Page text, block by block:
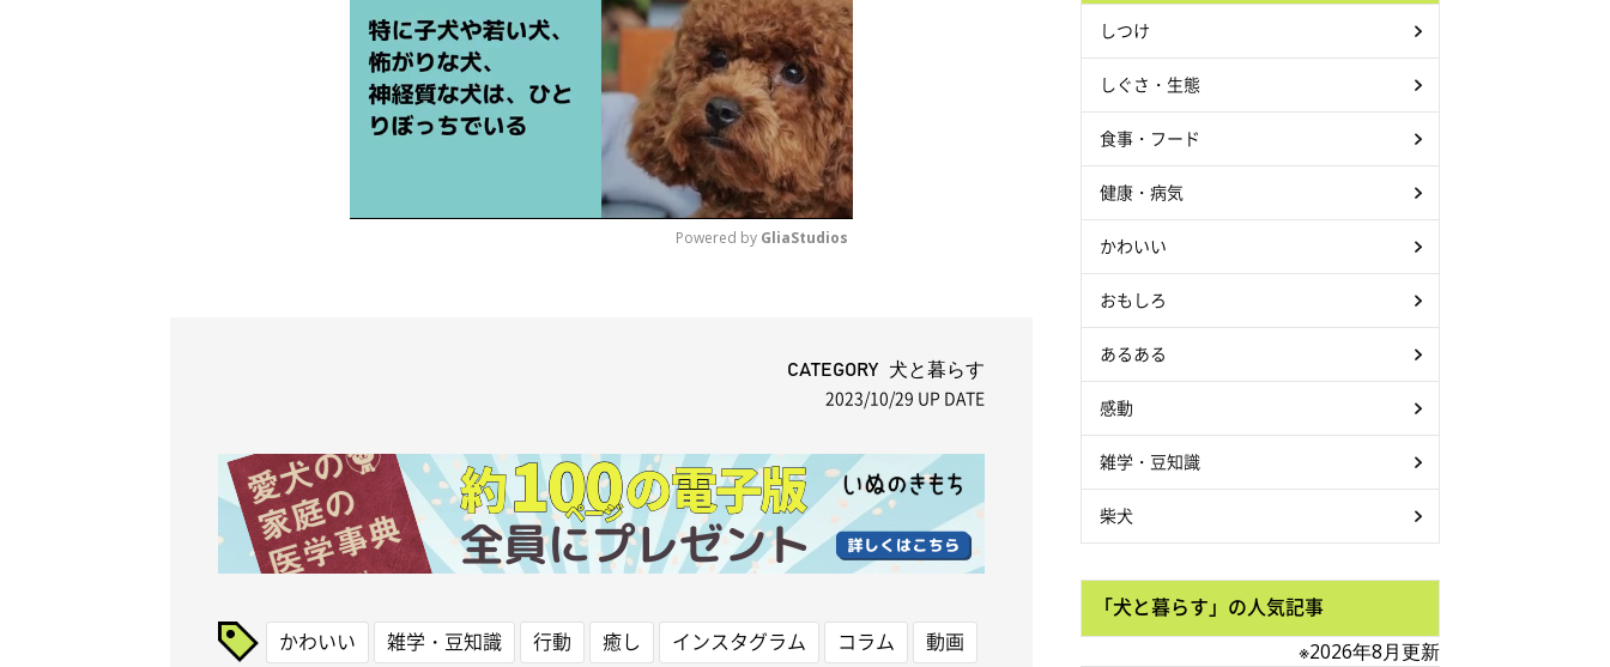
Powered by GliaStudios
CATEGORY 犬と暮らす
2023/10/29 UP DATE
かわいい 雑学・豆知識 行動 癒し インスタグラム コラム
動画
しつけ
しぐさ・生態
食事・フード
健康・病気
かわいい
おもしろ
あるある
感動
雑学・豆知識
柴犬
「犬と暮らす」の人気記事
※2026年8月更新